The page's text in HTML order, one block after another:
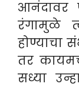
आनंदावर
रंगामुळे
होण्याचा
तर
सध्या